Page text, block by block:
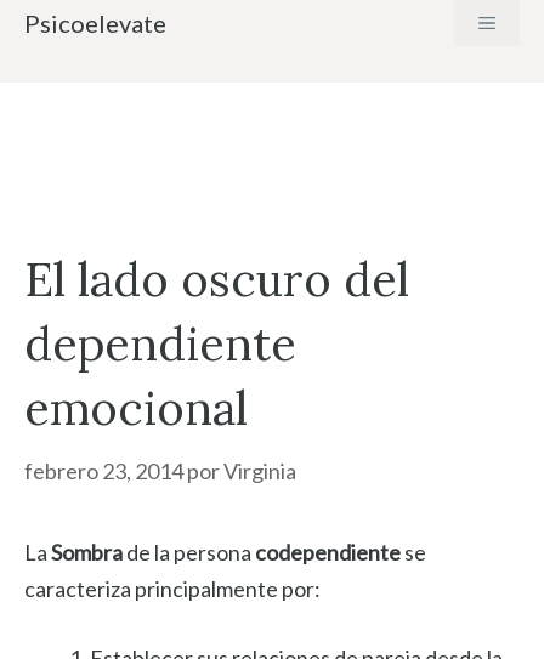
SaltarPsicoelevate MENÚ
El lado oscuro del
dependiente
emocional
febrero 23, 2014porVirginia
LaSombrade la persona codependientese
caracteriza principalmente por: